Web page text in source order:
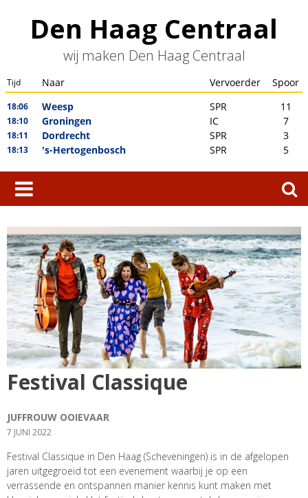
contentDen Haag Centraal
wij maken Den Haag Centraal
Zoeken
naar:
Festival Classique
JUFFROUW OOIEVAAR
7 JUNI 2022
Festival Classique in Den Haag (Scheveningen) is in de afgelopen
jaren uitgegroeid tot een evenement waarbij je op een
verrassende en ontspannen manier kennis kunt maken met